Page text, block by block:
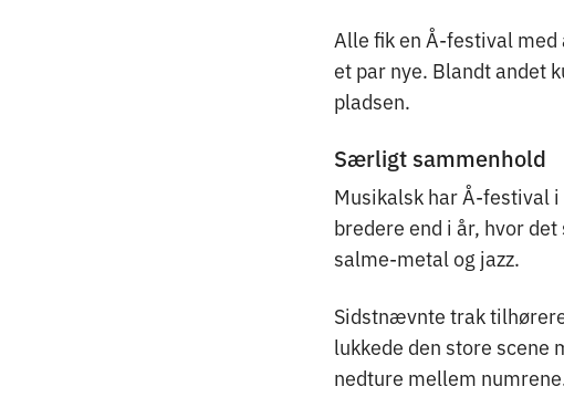
Alle fik en Å-festival
et par nye. Blandt andet
pladsen.
Særligt sammenhold
Musikalsk har Å-festival
bredere end i år, hvor
salme-metal og jazz.
Sidstnævnte trak
lukkede den store
nedture mellem